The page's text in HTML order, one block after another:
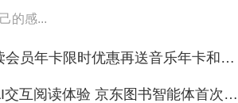
的感...
暑期读书正当时：华为阅读会员年卡限时优惠再送音乐年卡和抽奖福利！
携手时代文艺出版社探索AI交互阅读体验 京东图书智能体首次落地出版